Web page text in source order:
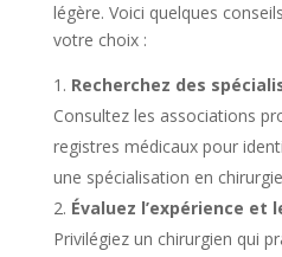
légère. Voici quelques
votre choix :
Recherchez des
Consultez les associations
registres médicaux pour
une spécialisation en
Évaluez l’expérience et
Privilégiez un chirurgien qui